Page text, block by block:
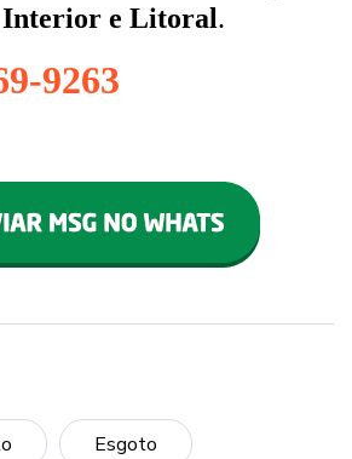
Interior e Litoral.
9263
Esgoto